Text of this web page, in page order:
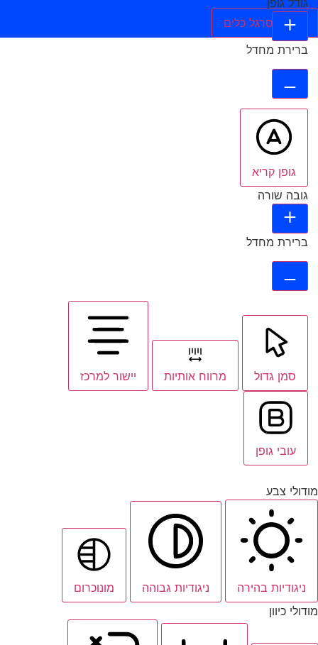
הסתר סרגל כלים
גודל גופן
ברירת מחדל
גופן קריא
גובה שורה
ברירת מחדל
סמן גדול מרווח אותיות יישור למרכז
עובי גופן
מודולי צבע
ניגודיות בהירה ניגודיות גבוהה
מונוכרום
מודולי כיוון